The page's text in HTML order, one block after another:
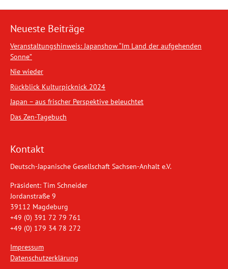
Neueste Beiträge
Veranstaltungshinweis: Japanshow “Im Land der aufgehenden
Sonne”
Nie wieder
Rückblick Kulturpicknick 2024
Japan – aus frischer Perspektive beleuchtet
Das Zen-Tagebuch
Kontakt
Deutsch-Japanische Gesellschaft Sachsen-Anhalt e.V.
Präsident: Tim Schneider
Jordanstraße 9
39112 Magdeburg
+49 (0) 391 72 79 761
+49 (0) 179 34 78 272
Impressum
Datenschutzerklärung